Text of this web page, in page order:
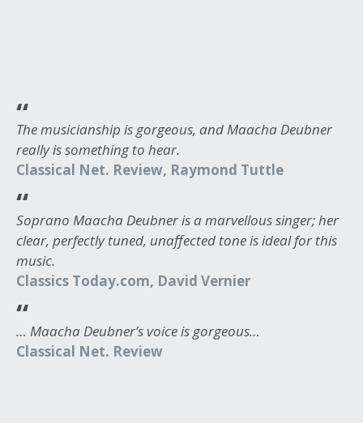
The musicianship is gorgeous, and Maacha Deubner
really is something to hear.
Classical Net. Review, Raymond Tuttle
Soprano Maacha Deubner is a marvellous singer; her
clear, perfectly tuned, unaffected tone is ideal for this
music.
Classics Today.com, David Vernier
… Maacha Deubner’s voice is gorgeous…
Classical Net. Review